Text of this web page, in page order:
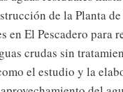
de la Planta
en El Pescadero para
crudas sin
el estudio y la